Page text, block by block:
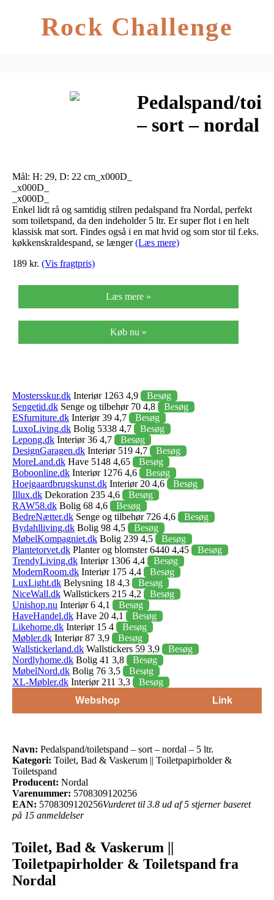
Rock Challenge
Pedalspand/
– sort – nordal
Mål: H: 29, D: 22 cm_x000D_
_x000D_
_x000D_
Enkel lidt rå og samtidig stilren pedalspand fra Nordal, perfekt
som toiletspand, da den indeholder 5 ltr. Er super flot i en helt
klassisk mat sort. Findes også i en mat hvid og som stor til f.eks.
køkkenskraldespand, se længer(Læs mere)
189 kr. (Vis fragtpris)
Læs mere »
Køb nu »
Mostersskur.dk Interiør 1263 4,9
Besøg
Sengetid.dk Senge og tilbehør 70 4,8
Besøg
ESfurniture.dk Interiør 39 4,7
Besøg
LuxoLiving.dk Bolig 5338 4,7
Besøg
Lepong.dk Interiør 36 4,7
Besøg
DesignGaragen.dk Interiør 519 4,7
Besøg
MoreLand.dk Have 5148 4,65
Besøg
Boboonline.dk Interiør 1276 4,6
Besøg
Hoejgaardbrugskunst.dk Interiør 20 4,6
Besøg
Illux.dk Dekoration 235 4,6
Besøg
RAW58.dk Bolig 68 4,6
Besøg
BedreNætter.dk Senge og tilbehør 726 4,6
Besøg
Bydahlliving.dk Bolig 98 4,5
Besøg
MøbelKompagniet.dk Bolig 239 4,5
Besøg
Plantetorvet.dk Planter og blomster 6440 4,45
Besøg
TrendyLiving.dk Interiør 1306 4,4
Besøg
ModernRoom.dk Interiør 175 4,4
Besøg
LuxLight.dk Belysning 18 4,3
Besøg
NiceWall.dk Wallstickers 215 4,2
Besøg
Unishop.nu Interiør 6 4,1
Besøg
HaveHandel.dk Have 20 4,1
Besøg
Likehome.dk Interiør 15 4
Besøg
Møbler.dk Interiør 87 3,9
Besøg
Wallstickerland.dk Wallstickers 59 3,9
Besøg
Nordlyhome.dk Bolig 41 3,8
Besøg
MøbelNord.dk Bolig 76 3,5
Besøg
XL-Møbler.dk Interiør 211 3,3
Besøg
Webshop
Link
Navn: Pedalspand/toiletspand – sort – nordal – 5 ltr.
Kategori: Toilet, Bad & Vaskerum || Toiletpapirholder &
Toiletspand
Producent: Nordal
Varenummer: 5708309120256
EAN: 5708309120256Vurderet til 3.8 ud af 5 stjerner baseret
på 15 anmeldelser
Toilet, Bad & Vaskerum ||
Toiletpapirholder & Toiletspand fra
Nordal